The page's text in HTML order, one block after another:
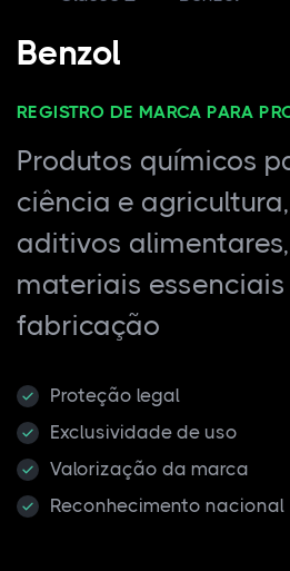
Benzol
REGISTRO DE MARCA PARA
Produtos químicos
ciência e
aditivos
materiais
fabricação
Proteção legal
Exclusividade de uso
Valorização da marca
Reconhecimento nacional